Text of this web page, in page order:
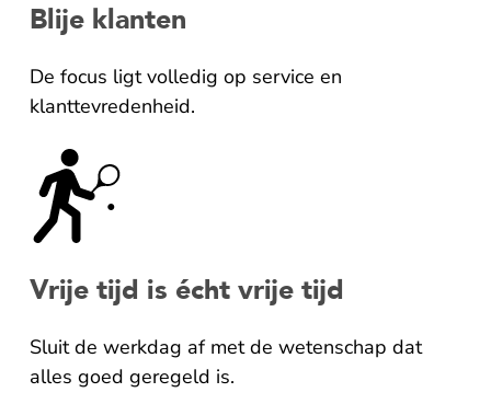
Blije klanten
De focus ligt volledig op service en
klanttevredenheid.
Vrijetijd is écht vrije tijd
Sluit de werkdag af met de wetenschap dat
alles goed geregeld is.